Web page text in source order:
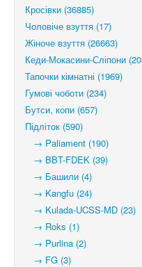
Кросівки (36885)
Чоловіче взуття (17)
Жіноче взуття (26663)
Кеди-Мокасини-Сліпони
Тапочки кімнатні (1969)
Гумові чоботи (234)
Бутси, копи (657)
Підліток (590)
→ Paliament (190)
→ BBT-FDEK (39)
→ Башили (4)
→ Kangfu (24)
→ Kulada-UCSS-MD (23)
→ Roks (1)
→ Purlina (2)
→ FG (3)